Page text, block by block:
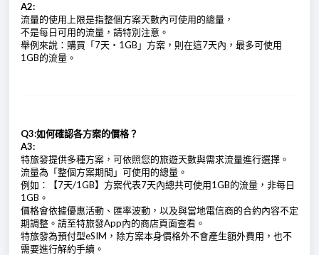
A2:
流量的使用上限是指整個方案天數內可使用的總量，
不是每日可用的流量，請特別注意。
舉例來說：購買「7天・1GB」方案，則在這7天內，最多可使用
1GB的流量。
Q3:如何確認各方案的價格？
A3:
特旅發提供多種方案，可依照您的旅遊天數與需求流量進行選擇。
流量為「整個方案期間」可使用的總量。
例如：【7天/1GB】方案代表7天內總共可使用1GB的流量，非每日
1GB。
價格會依據優惠活動、匯率波動，以及與當地電信商的合約內容不定
期調整。請至特旅發App內的商店頁面查看。
特旅發為預付型eSIM，除方案本身價格外不會產生額外費用，也不
需要進行解約手續。